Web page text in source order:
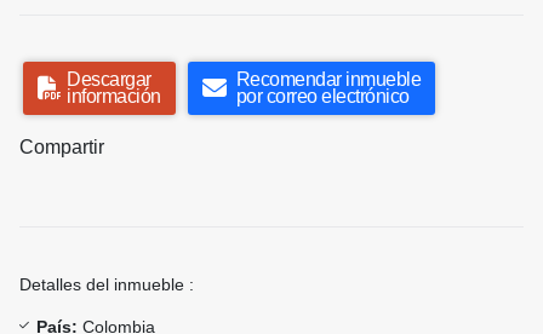
Descargar
información
Recomendar inmueble
por correo electrónico
Compartir
Detalles del inmueble :
País: Colombia